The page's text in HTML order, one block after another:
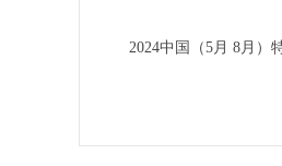
2024中国（5月 8月）